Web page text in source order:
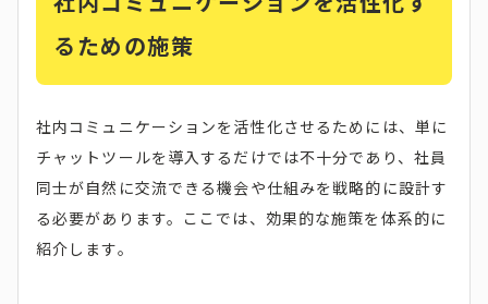
るための施策
社内コミュニケーションを活性化させるためには、単に
チャットツールを導入するだけでは不十分であり、社員
同士が自然に交流できる機会や仕組みを戦略的に設計す
る必要があります。ここでは、効果的な施策を体系的に
紹介します。